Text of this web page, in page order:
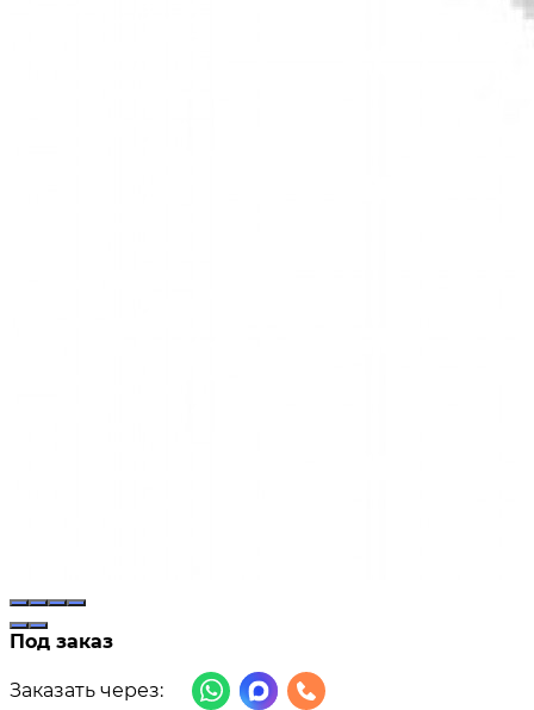
Под заказ
Заказать через: